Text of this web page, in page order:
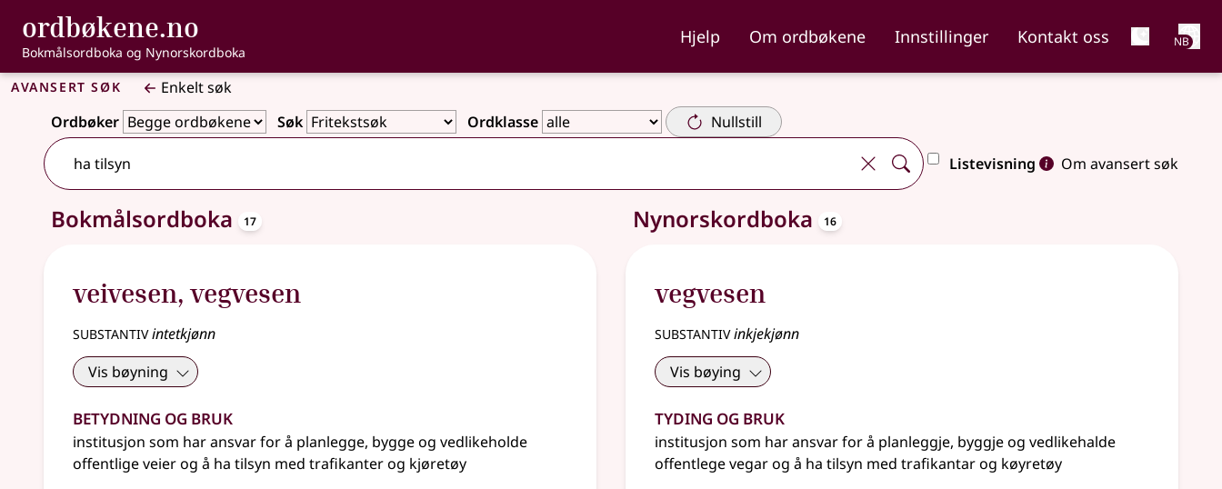
Gå til hovedinnhold
Tilgjengelighet
ordbøkene.no , Bokmålsordboka og Nynorskordboka
Bokmålsordboka og Nynorskordboka
Hjelp Om ordbøkene Innstillinger Kontakt oss NB
Avansert søk
Enkelt søk
Ordbøker
Søk Ordklasse Nullstill
Listevisning
Om avansert søk
Bokmålsordboka 17 oppslagsord
veivesen,vegvesen
substantivintetkjønn
Vis bøyning
Betydning og bruk
institusjon som har ansvar for å planlegge, bygge og vedlikeholde
offentlige veier og å ha tilsyn med trafikanter og kjøretøy
Nynorskordboka 16 oppslagsord
vegvesen
substantivinkjekjønn
Vis bøying
Tyding og bruk
institusjon som har ansvar for å planleggje, byggje og vedlikehalde
offentlege vegar og å ha tilsyn med trafikantar og køyretøy